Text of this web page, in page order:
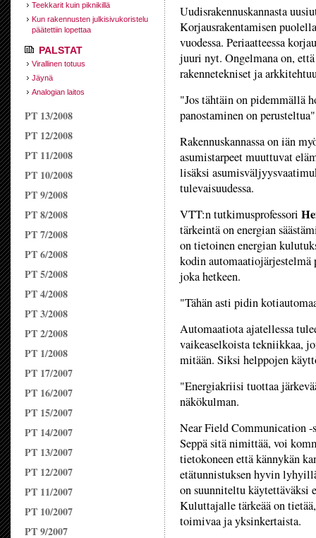
Teekkarit kuin piknikillä
Kun rakennusten julkisivukoristelu
päätettiin lopettaa
PALSTAT
Virallinen totuus
Jäynä
Analogian laitos
PT 13/2008
PT 12/2008
PT 11/2008
PT 10/2008
PT 9/2008
PT 8/2008
PT 7/2008
PT 6/2008
PT 5/2008
PT 4/2008
PT 3/2008
PT 2/2008
PT 1/2008
PT 17/2007
PT 16/2007
PT 15/2007
PT 14/2007
PT 13/2007
PT 12/2007
PT 11/2007
PT 10/2007
PT 9/2007
Uudisrakennuskannasta
Korjausrakentamisen
vuodessa. Periaatteessa
juuri nyt. Ongelmana on,
rakennetekniset ja
"Jos tähtäin on pidemmällä
panostaminen on
Rakennuskannassa on iän
asumistarpeet muuttuvat
lisäksi
tulevaisuudessa.
VTT:n tutkimusprofessori
tärkeintä on energian
on tietoinen energian
kodin
joka hetkeen.
"Tähän asti pidin
Automaatiota ajatellessa
vaikeaselkoista tekniikkaa,
mitään. Siksi helppojen
"Energiakriisi tuottaa
näkökulman.
Near Field Communication
Seppä sitä nimittää, voi
tietokoneen että kännykän
etätunnistuksen hyvin
on suunniteltu käytettäväksi
Kuluttajalle tärkeää on
toimivaa ja yksinkertaista.